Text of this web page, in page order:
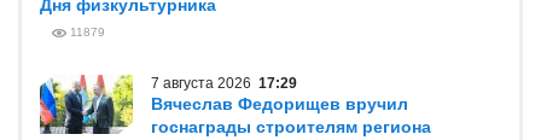
Дня физкультурника
11879
7 августа 2026 17:29
Вячеслав Федорищев вручил
госнаграды строителям региона